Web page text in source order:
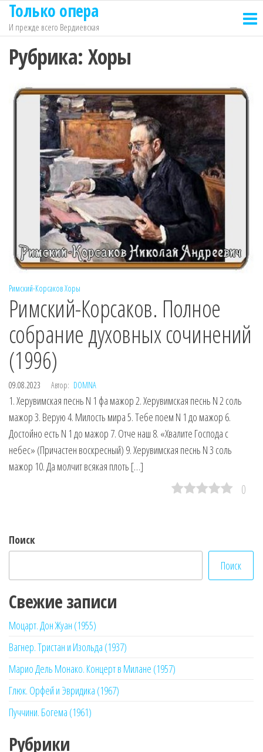
Перейти
содержимому
Только опера
И прежде всего Вердиевская
Рубрика: Хоры
Римский-КорсаковХоры
Римский-Корсаков. Полное
собрание духовных сочинений
(1996)
09.08.2023 Автор: DOMNA
1. Херувимская песнь N 1 фа мажор 2. Херувимская песнь N 2 соль
мажор 3. Верую 4. Милость мира 5. Тебе поем N 1 до мажор 6.
Достойно есть N 1 до мажор 7. Отче наш 8. «Хвалите Господа с
небес» (Причастен воскресный) 9. Херувимская песнь N 3 соль
мажор 10. Да молчит всякая плоть […]
0
Поиск
Поиск
Свежие записи
Моцарт. Дон Жуан (1955)
Вагнер. Тристан и Изольда (1937)
Марио Дель Монако. Концерт в Милане (1957)
Глюк. Орфей и Эвридика (1967)
Пуччини. Богема (1961)
Рубрики